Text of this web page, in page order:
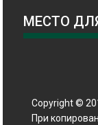
МЕСТО
Copyright ©
При